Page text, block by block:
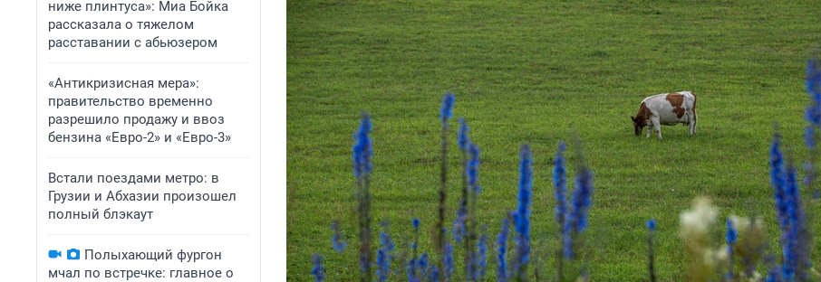
ниже плинтуса»: Миа Бойка
рассказала о тяжелом
расставании с абьюзером
«Антикризисная мера»:
правительство временно
разрешило продажу и ввоз
бензина «Евро-2» и «Евро-3»
Встали поездами метро: в
Грузии и Абхазии произошел
полный блэкаут
Полыхающий фургон
мчал по встречке: главное о